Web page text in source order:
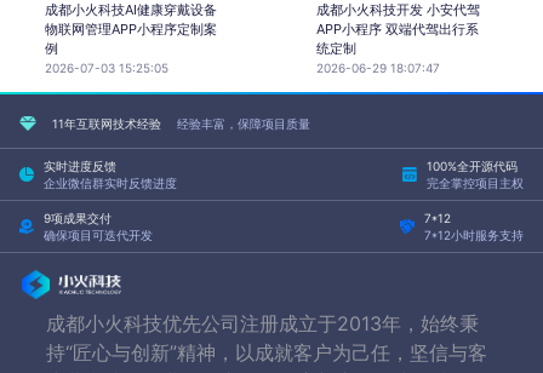
成都小火科技AI健康穿戴设备
物联网管理APP小程序定制案
例
2026-07-03 15:25:05
成都小火科技开发 小安代驾
APP小程序 双端代驾出行系
统定制
2026-06-29 18:07:47
11年互联网技术经验 经验丰富，保障项目质量
实时进度反馈
企业微信群实时反馈进度
100%全开源代码
完全掌控项目主权
9项成果交付
确保项目可迭代开发
7*12
7*12小时服务支持
成都小火科技优先公司注册成立于2013年，始终秉
持“匠心与创新”精神，以成就客户为己任，坚信与客